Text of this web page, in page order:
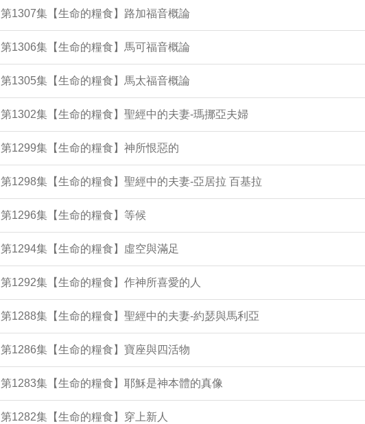
第1307集【生命的糧食】路加福音概論
第1306集【生命的糧食】馬可福音概論
第1305集【生命的糧食】馬太福音概論
第1302集【生命的糧食】聖經中的夫妻-瑪挪亞夫婦
第1299集【生命的糧食】神所恨惡的
第1298集【生命的糧食】聖經中的夫妻-亞居拉 百基拉
第1296集【生命的糧食】等候
第1294集【生命的糧食】虛空與滿足
第1292集【生命的糧食】作神所喜愛的人
第1288集【生命的糧食】聖經中的夫妻-約瑟與馬利亞
第1286集【生命的糧食】寶座與四活物
第1283集【生命的糧食】耶穌是神本體的真像
第1282集【生命的糧食】穿上新人